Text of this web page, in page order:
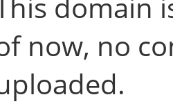
now, no